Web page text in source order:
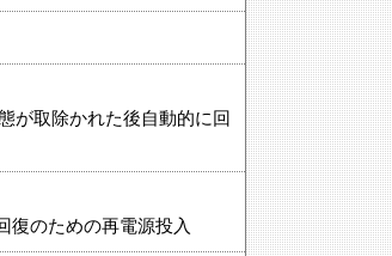
が取除かれた後自動的に回
復のための再電源投入